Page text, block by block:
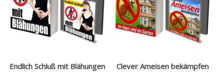
Endlich Schluß mit Blähungen Clever Ameisen bekämpfen